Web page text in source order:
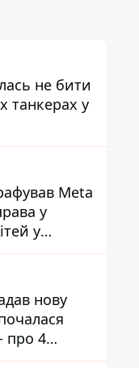
не бити
танкерах у
Meta
у
у
нову
про 4